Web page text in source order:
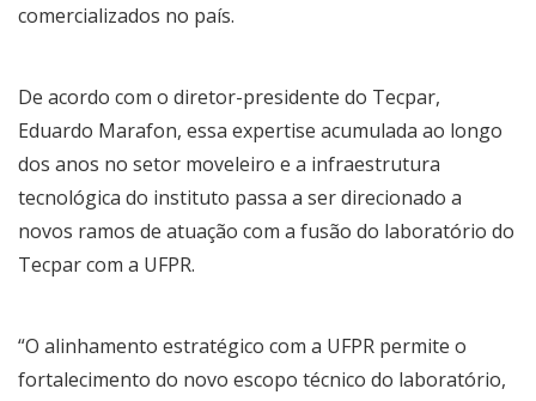
comercializados no país.
De acordo com o diretor-presidente do Tecpar,
Eduardo Marafon, essa expertise acumulada ao longo
dos anos no setor moveleiro e a infraestrutura
tecnológica do instituto passa a ser direcionado a
novos ramos de atuação com a fusão do laboratório do
Tecpar com a UFPR.
“O alinhamento estratégico com a UFPR permite o
fortalecimento do novo escopo técnico do laboratório,